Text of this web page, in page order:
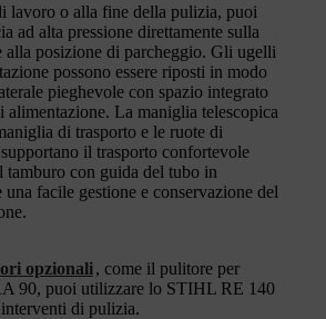
lavoro o alla fine della pulizia, puoi
ad alta pressione direttamente sulla
alla posizione di parcheggio. Gli ugelli
possono essere riposti in modo
pieghevole con spazio integrato
alimentazione. La maniglia telescopica
di trasporto e le ruote di
il trasporto confortevole
con guida del tubo in
facile gestione e conservazione del
opzionali, come il pulitore per
90, puoi utilizzare lo STIHL RE 140
di pulizia.